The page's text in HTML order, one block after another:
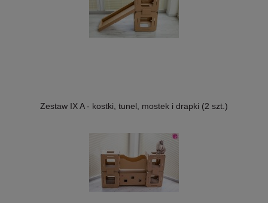
Zestaw IX A - kostki, tunel, mostek i drapki (2 szt.)